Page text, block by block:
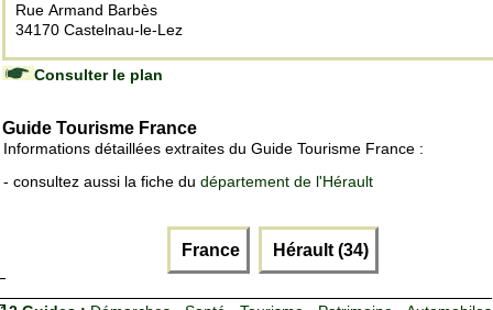
Rue Armand Barbès
34170 Castelnau-le-Lez
Consulter le plan
Guide Tourisme France
Informations détaillées extraites du Guide Tourisme France :
- consultez aussi la fiche du département de l'Hérault
France Hérault (34)